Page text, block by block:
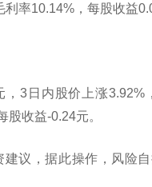
率10.14%，每股收益
3日内股价上涨3.92%
收益-0.24元。
议，据此操作，风险